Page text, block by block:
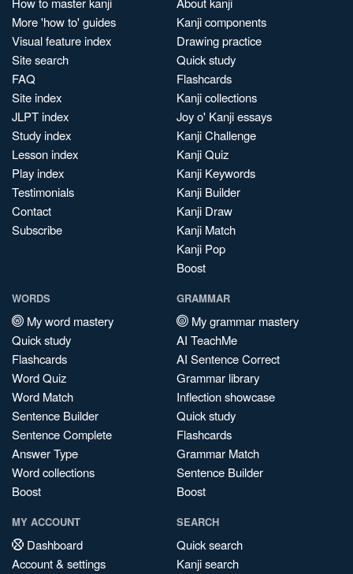
More 'how to' guides
Visual feature index
Site search
FAQ
Site index
JLPT index
Study index
Lesson index
Play index
Testimonials
Contact
Subscribe
Kanji components
Drawing practice
Quick study
Flashcards
Kanji collections
Joy o' Kanji essays
Kanji Challenge
Kanji Quiz
Kanji Keywords
Kanji Builder
Kanji Draw
Kanji Match
Kanji Pop
Boost
WORDS
My word mastery
Quick study
Flashcards
Word Quiz
Word Match
Sentence Builder
Sentence Complete
Answer Type
Word collections
Boost
GRAMMAR
My grammar mastery
AI TeachMe
AI Sentence Correct
Grammar library
Inflection showcase
Quick study
Flashcards
Grammar Match
Sentence Builder
Boost
MY ACCOUNT
Dashboard
Account & settings
SEARCH
Quick search
Kanji search